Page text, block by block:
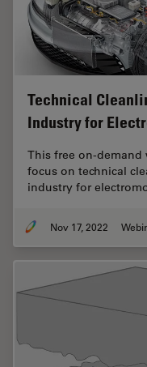
Technical
Industry for
This free on-demand
focus on technical
industry for
Nov 17, 2022